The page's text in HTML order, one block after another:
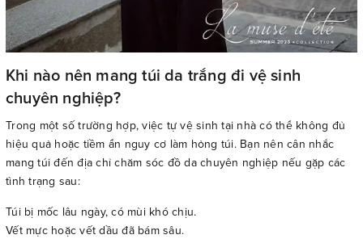
Khi nào nên mang túi da trắng đi vệ sinh
chuyên nghiệp?
Trong một số trường hợp, việc tự vệ sinh tại nhà có thể không đủ
hiệu quả hoặc tiềm ẩn nguy cơ làm hỏng túi. Bạn nên cân nhắc
mang túi đến địa chỉ chăm sóc đồ da chuyên nghiệp nếu gặp các
tình trạng sau:
Túi bị mốc lâu ngày, có mùi khó chịu.
Vết mực hoặc vết dầu đã bám sâu.